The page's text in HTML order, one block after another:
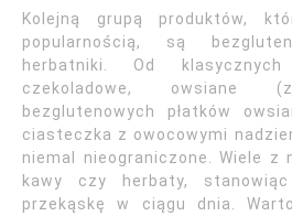
Kolejną grupą produktów,
popularnością, są
herbatniki. Od
czekoladowe, owsiane
bezglutenowych płatków
ciasteczka z owocowymi
niemal nieograniczone. Wiele z
kawy czy herbaty,
przekąskę w ciągu dnia.